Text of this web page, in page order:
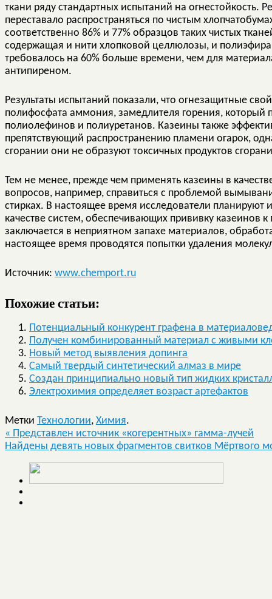
ткани ряду стандартных испытаний на огнестойкость.
переставало распространяться по чистым
соответственно 86% и 77% образцов таких чистых
содержащая и нити хлопковой целлюлозы, и
требовалось на 60% больше времени, чем для
антипиреном.
Результаты испытаний показали, что огнезащитные
полифосфата аммония, замедлителя горения, который
полиолефинов и полиуретанов. Казеины также
препятствующий распространению пламени огарок,
сгорании они не образуют токсичных продуктов
Тем не менее, прежде чем применять казеины в
вопросов, например, справиться с проблемой
стирках. В настоящее время исследователи
качестве систем, обеспечивающих прививку казеинов
заключается в неприятном запахе материалов,
настоящее время проводятся попытки удаления
Источник: www.chemport.ru
Похожие статьи:
Потенциальный конкурент графена в
Получен комбинированный материал с живыми
Новый метод выявления допинга
Самый твердый синтетический алмаз в мире
Создан принципиально новый тип жидких
Электрохимия определяет возраст артефактов
Метки Технологии, Химия.
« Представлен источник «когерентных» гамма-лучей
Найдены девять новых фрагментов свитков Мёртвого